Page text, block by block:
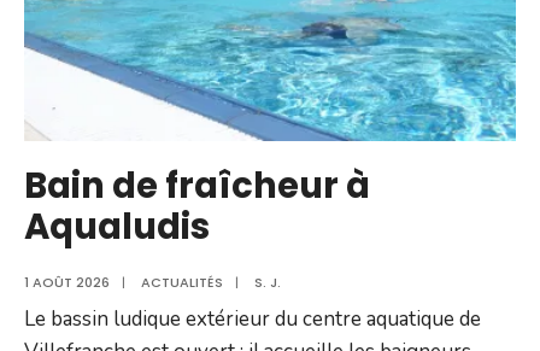
Bain de fraîcheur à
Aqualudis
1 AOÛT 2026 | ACTUALITÉS | S. J.
Le bassin ludique extérieur du centre aquatique de